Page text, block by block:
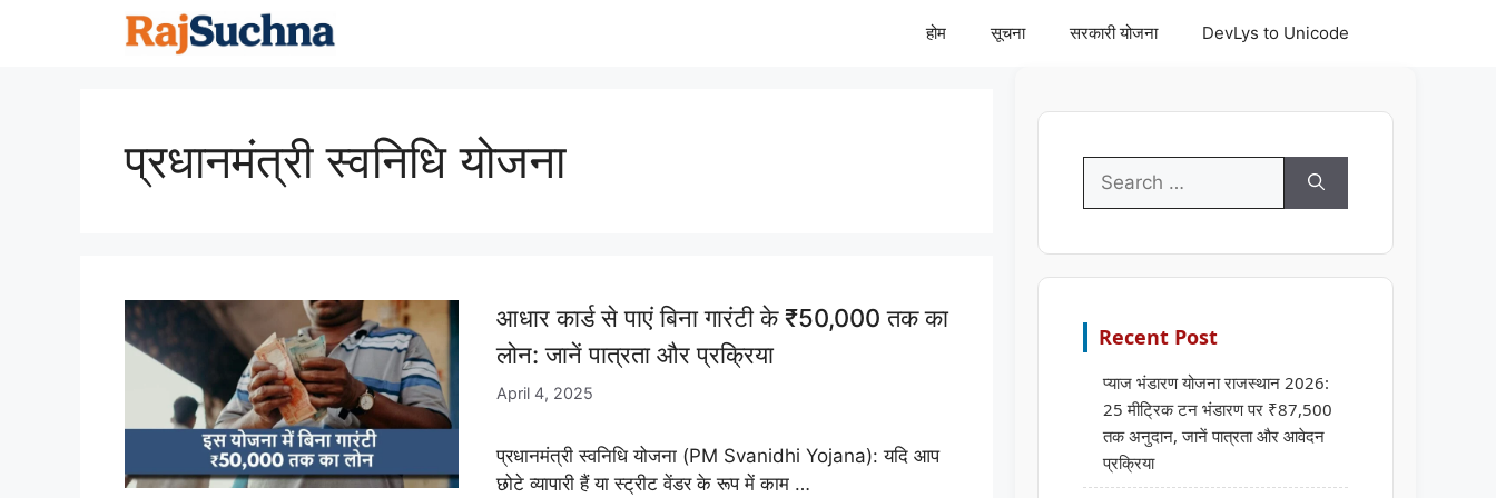
होम सूचना सरकारी योजना DevLys to Unicode
प्रधानमंत्री स्वनिधि योजना
आधार कार्ड से पाएं बिना गारंटी के ₹50,000 तक का
लोन: जानें पात्रता और प्रक्रिया
April 4, 2025
प्रधानमंत्री स्वनिधि योजना (PM Svanidhi Yojana): यदि आप
छोटे व्यापारी हैं या स्ट्रीट वेंडर के रूप में काम …
Search
for:
Recent Post
प्याज भंडारण योजना राजस्थान 2026:
25 मीट्रिक टन भंडारण पर ₹87,500
तक अनुदान, जानें पात्रता और आवेदन
प्रक्रिया